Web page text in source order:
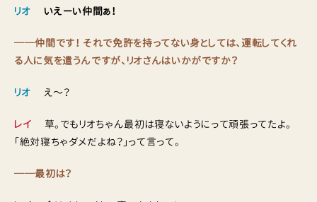
リオ いえーい仲間ぁ！
──仲間です！ それで免許を持ってない身としては、運転してくれ
る人に気を遣うんですが、リオさんはいかがですか？
リオ え〜？
レイ 草。でもリオちゃん最初は寝ないようにって頑張ってたよ。
「絶対寝ちゃダメだよね？」って言って。
──最初は？